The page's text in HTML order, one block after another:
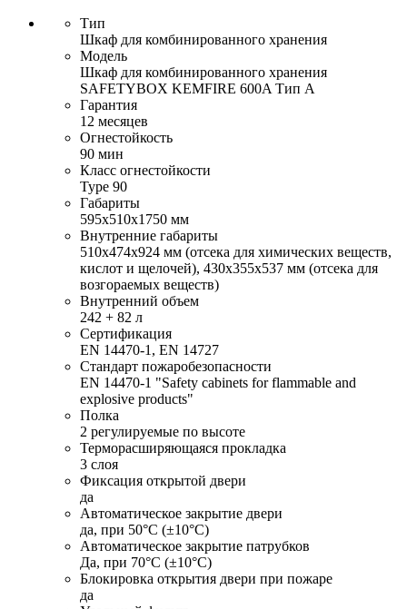
Тип
Шкаф для комбинированного хранения
Модель
Шкаф для комбинированного хранения
SAFETYBOX KEMFIRE 600A Тип A
Гарантия
12 месяцев
Огнестойкость
90 мин
Класс огнестойкости
Type 90
Габариты
595x510x1750 мм
Внутренние габариты
510х474x924 мм (отсека для химических веществ,
кислот и щелочей), 430x355x537 мм (отсека для
возгораемых веществ)
Внутренний объем
242 + 82 л
Сертификация
EN 14470-1, EN 14727
Стандарт пожаробезопасности
EN 14470-1 "Safety cabinets for flammable and
explosive products"
Полка
2 регулируемые по высоте
Терморасширяющаяся прокладка
3 слоя
Фиксация открытой двери
да
Автоматическое закрытие двери
да, при 50°C (±10°C)
Автоматическое закрытие патрубков
Да, при 70°C (±10°C)
Блокировка открытия двери при пожаре
да